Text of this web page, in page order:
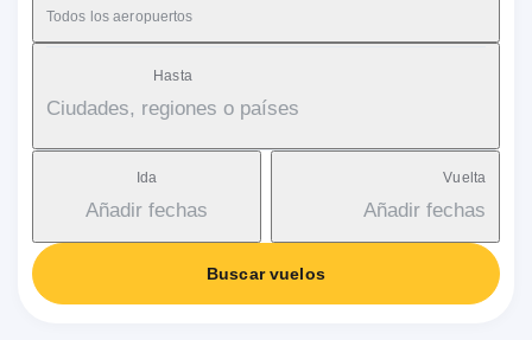
Todos los aeropuertos
Hasta
Ciudades, regiones o países
Ida
Añadir fechas
Vuelta
Añadir fechas
Buscar vuelos